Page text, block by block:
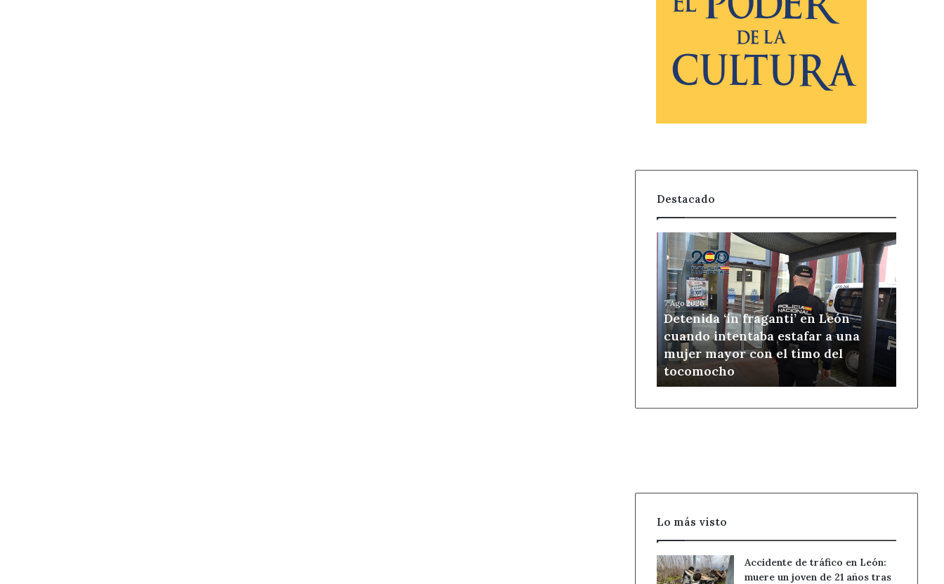
Destacado
Detenida
‘in
fraganti’
León
cuando
intentaba
estafar
a
una
mujer
7 Ago 2026
Detenida ‘in fraganti’ en León
cuando intentaba estafar a una
mujer mayor con el timo del
tocomocho
Lo más visto
Accidente de tráfico en León:
muere un joven de 21 años tras